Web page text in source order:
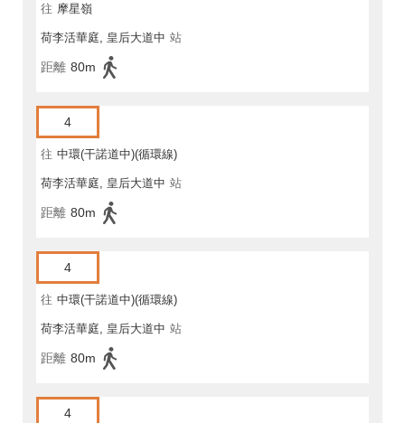
往 摩星嶺
荷李活華庭, 皇后大道中 站
距離 80m
4
往 中環(干諾道中)(循環線)
荷李活華庭, 皇后大道中 站
距離 80m
4
往 中環(干諾道中)(循環線)
荷李活華庭, 皇后大道中 站
距離 80m
4